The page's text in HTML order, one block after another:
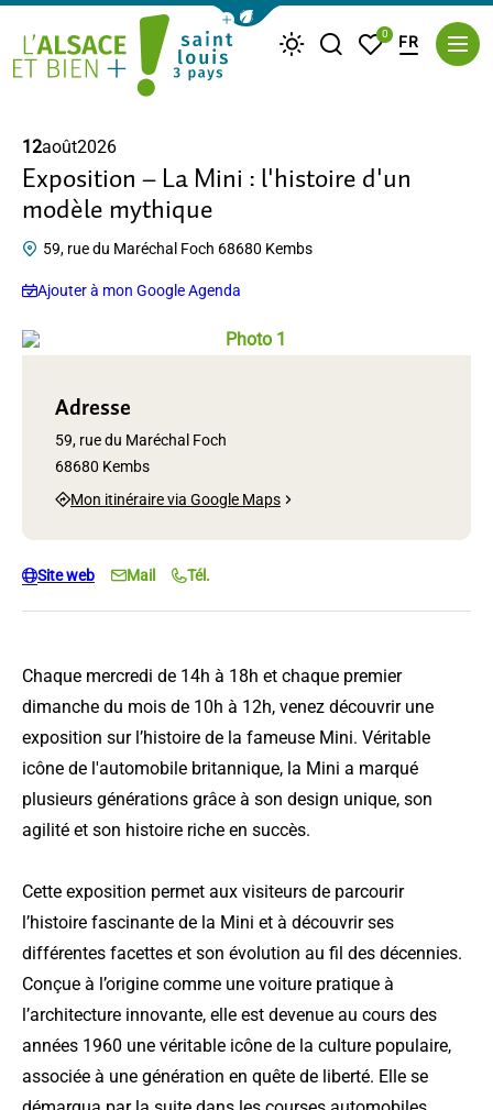
Afficher la barre de navigation du
MétéoJe recherche
Mes favoris
0 FR
12août2026
Exposition – La Mini : l'histoire d'un
modèle mythique
59, rue du Maréchal Foch 68680 Kembs
Ajouter à mon Google Agenda
Chaque mercredi de 14h à 18h et chaque premier
dimanche du mois de 10h à 12h, venez découvrir une
exposition sur l’histoire de la fameuse Mini. Véritable
icône de l'automobile britannique, la Mini a marqué
plusieurs générations grâce à son design unique, son
agilité et son histoire riche en succès.
Cette exposition permet aux visiteurs de parcourir
l’histoire fascinante de la Mini et à découvrir ses
différentes facettes et son évolution au fil des décennies.
Conçue à l’origine comme une voiture pratique à
l’architecture innovante, elle est devenue au cours des
années 1960 une véritable icône de la culture populaire,
associée à une génération en quête de liberté. Elle se
Photo 1, © Maison du Patrimoine
Adresse
59, rue du Maréchal Foch
68680 Kembs
Mon itinéraire via Google Maps
Site web Mail Tél.